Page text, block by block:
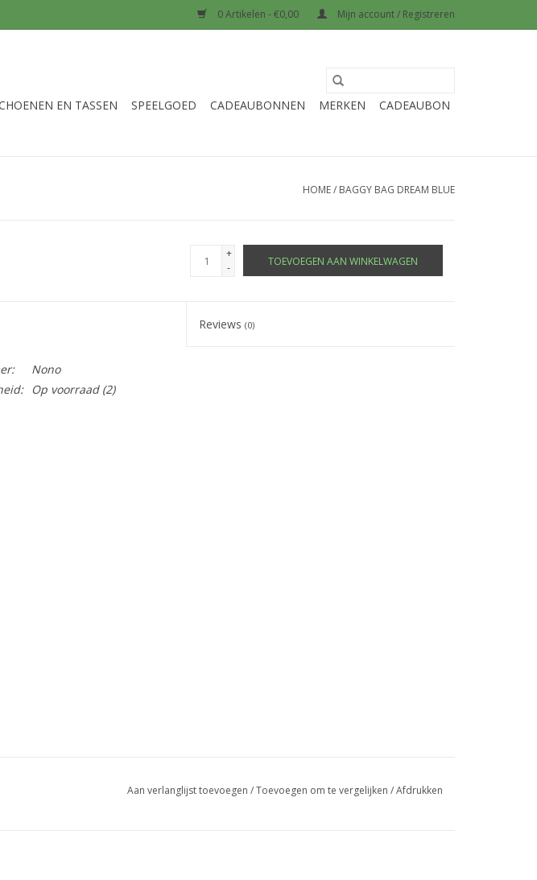
0 Artikelen - €0,00 Mijn account / Registreren
EN TASSEN SPEELGOED CADEAUBONNEN MERKEN CADEAUBON
HOME/ BAGGY BAG DREAM BLUE
+
-
TOEVOEGEN AAN WINKELWAGEN
Reviews(0)
Nono
Op voorraad(2)
Aan verlanglijst toevoegen /Toevoegen om te vergelijken /Afdrukken